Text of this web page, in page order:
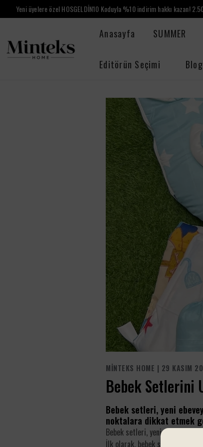
Yeni üyelere özel HOSGELDİN10 Koduyla %10 indirim hakkı kazan!
Anasayfa SUMMER
Editörün Seçimi Blog
MINTEKS HOME | 29 KASIM
Bebek Setlerini
Bebek setleri, yeni
noktalara dikkat etmek
Bebek setleri, yeni ebeveynler
İlk olarak, bebek setlerini